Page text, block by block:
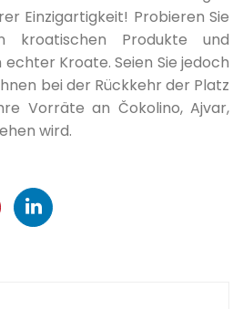
Einzigartigkeit! Probieren Sie
kroatischen Produkte und
echter Kroate. Seien Sie jedoch
bei der Rückkehr der Platz
Vorräte an Čokolino, Ajvar,
wird.